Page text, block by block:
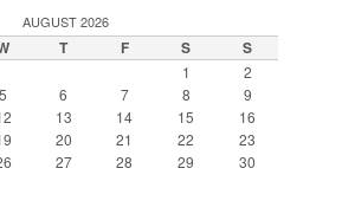
AUGUST 2026
T F S S
1
2
5 6 7 8
9
13 14 15
16
20 21 22
23
27 28 29
30